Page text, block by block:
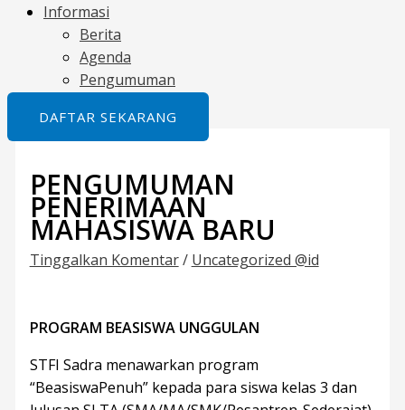
Informasi
Berita
Agenda
Pengumuman
DAFTAR SEKARANG
PENGUMUMAN
PENERIMAAN
MAHASISWA BARU
Tinggalkan Komentar/ Uncategorized @id
PROGRAM BEASISWA UNGGULAN
STFI Sadra menawarkan program
“BeasiswaPenuh” kepada para siswa kelas 3 dan